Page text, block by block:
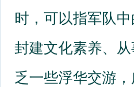
时，可以指军队
封建文化素养、
乏一些浮华交游